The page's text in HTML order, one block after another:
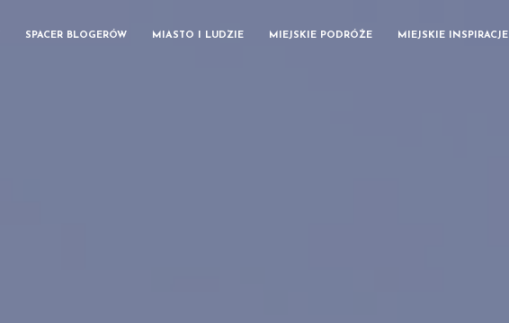
SPACER BLOGERÓW MIASTO I LUDZIE MIEJSKIE PODRÓŻE MIEJSKIE INSPIRACJE